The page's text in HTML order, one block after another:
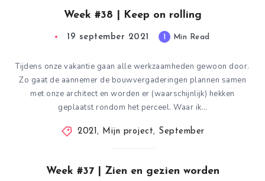
Week #38 | Keep on rolling
19 september 2021 1 Min Read
Tijdens onze vakantie gaan alle werkzaamheden gewoon door.
Zo gaat de aannemer de bouwvergaderingen plannen samen
met onze architect en worden er (waarschijnlijk) hekken
geplaatst rondom het perceel. Waar ik…
2021, Mijn project, September
Week #37 | Zien en gezien worden